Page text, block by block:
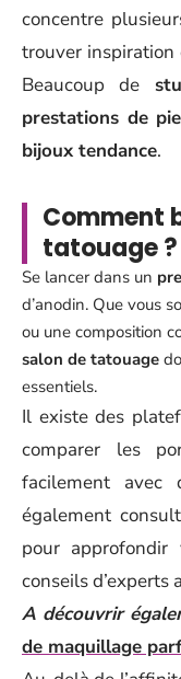
concentre
trouver inspiration
Beaucoup de
prestations de
bijoux tendance.
Comment
tatouage ?
Se lancer dans un
d’anodin. Que vous
ou une composition
salon de tatouage
essentiels.
Il existe des
comparer les
facilement avec
également
pour approfondir
conseils d’experts
A découvrir
de maquillage